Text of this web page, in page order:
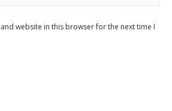
and website in this browser for the next time I